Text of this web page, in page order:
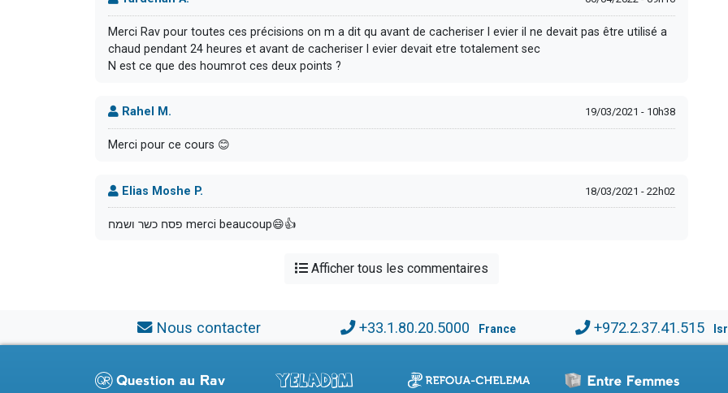
Merci Rav pour toutes ces précisions on m a dit qu avant de cacheriser l evier il ne devait pas être utilisé a
chaud pendant 24 heures et avant de cacheriser l evier devait etre totalement sec
N est ce que des houmrot ces deux points ?
Rahel M. 19/03/2021 - 10h38
Merci pour ce cours 😊
Elias Moshe P. 18/03/2021 - 22h02
פסח כשר ושמח merci beaucoup😄👍
Afficher tous les commentaires
Nous contacter +33.1.80.20.5000 France +972.2.37.41.515